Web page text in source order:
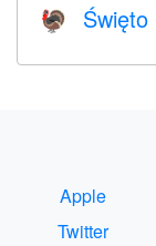
🦃
Apple
Twitter